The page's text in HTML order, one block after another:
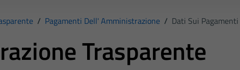
/ Pagamenti Dell' Amministrazione / Dati Sui Pagamenti
Trasparente